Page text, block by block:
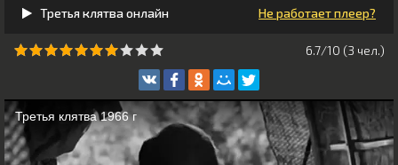
Третья клятва онлайн Не работает плеер?
6.7/10 (3 чeл.)